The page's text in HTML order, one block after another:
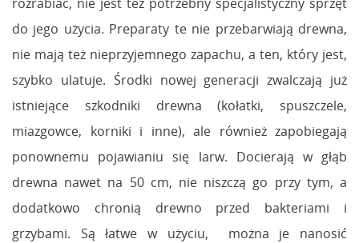
do jego użycia. Preparaty te nie przebarwiają drewna,
nie mają też nieprzyjemnego zapachu, a ten, który jest,
szybko ulatuje. Środki nowej generacji zwalczają już
istniejące szkodniki drewna (kołatki, spuszczele,
miazgowce, korniki i inne), ale również zapobiegają
ponownemu pojawianiu się larw. Docierają w głąb
drewna nawet na 50 cm, nie niszczą go przy tym, a
dodatkowo chronią drewno przed bakteriami i
grzybami. Są łatwe w użyciu, można je nanosić